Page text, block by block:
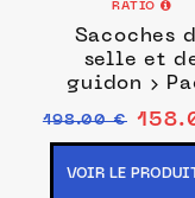
RATIO
Sacoches
selle et
guidon ›
Kudo +
-20%
198.00 €
VOIR LE